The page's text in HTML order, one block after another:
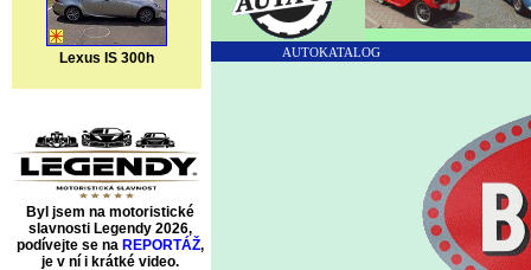
Lexus IS 300h
Byl jsem na motoristické
slavnosti Legendy 2026,
podívejte se na REPORTÁŽ,
je v ní i krátké video.
AUTOKATALOG